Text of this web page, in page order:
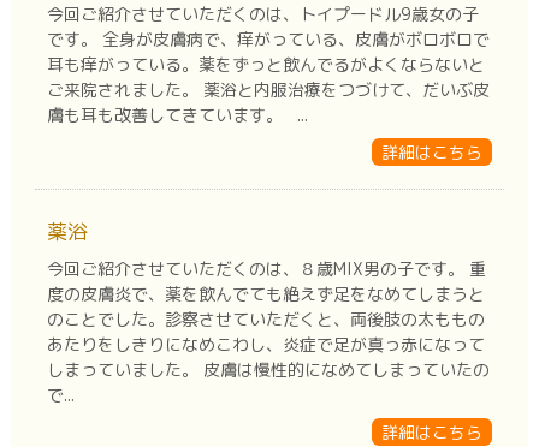
今回ご紹介させていただくのは、トイプードル9歳女の子
です。 全身が皮膚病で、痒がっている、皮膚がボロボロで
耳も痒がっている。薬をずっと飲んでるがよくならないと
ご来院されました。 薬浴と内服治療をつづけて、だいぶ皮
膚も耳も改善してきています。 ...
詳細はこちら
薬浴
今回ご紹介させていただくのは、８歳MIX男の子です。 重
度の皮膚炎で、薬を飲んでても絶えず足をなめてしまうと
のことでした。診察させていただくと、両後肢の太ももの
あたりをしきりになめこわし、炎症で足が真っ赤になって
しまっていました。 皮膚は慢性的になめてしまっていたの
で...
詳細はこちら